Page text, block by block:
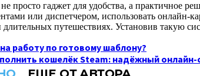
просто гаджет для удобства, а практичное
или диспетчером, использовать
путешествиях. Установив такую
работу по готовому шаблону?
кошелёк Steam: надёжный онлайн-